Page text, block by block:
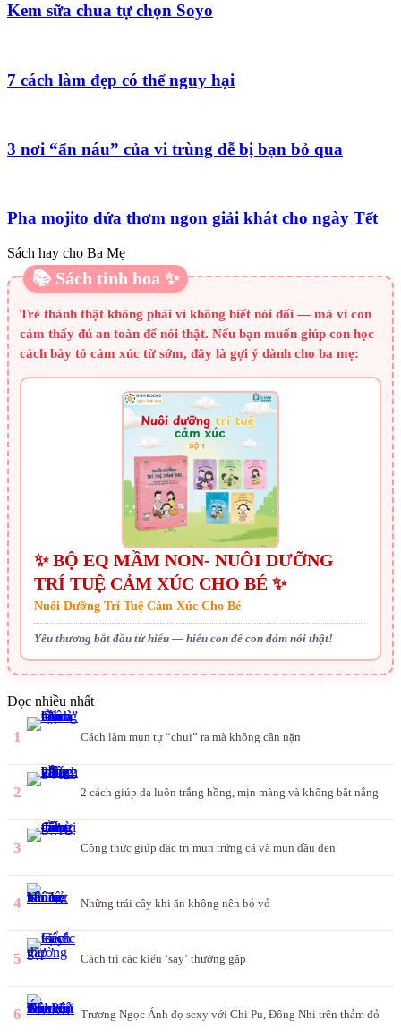
Kem sữa chua tự chọn Soyo
7 cách làm đẹp có thể nguy hại
3 nơi “ẩn náu” của vi trùng dễ bị bạn bỏ qua
Pha mojito dứa thơm ngon giải khát cho ngày Tết
Sách hay cho Ba Mẹ
📚 Sách tinh hoa ✨
Trẻ thành thật không phải vì không biết nói dối — mà vì con
cảm thấy đủ an toàn để nói thật. Nếu bạn muốn giúp con học
cách bày tỏ cảm xúc từ sớm, đây là gợi ý dành cho ba mẹ:
✨ BỘ EQ MẦM NON- NUÔI DƯỠNG
TRÍ TUỆ CẢM XÚC CHO BÉ ✨
Nuôi Dưỡng Trí Tuệ Cảm Xúc Cho Bé
Yêu thương bắt đầu từ hiểu — hiểu con để con dám nói thật!
Đọc nhiều nhất
1 Cách làm mụn tự “chui” ra mà không cần nặn
2 2 cách giúp da luôn trắng hồng, mịn màng và không bắt nắng
3 Công thức giúp đặc trị mụn trứng cá và mụn đầu đen
4 Những trái cây khi ăn không nên bỏ vỏ
5 Cách trị các kiểu ‘say’ thường gặp
6 Trương Ngọc Ánh đọ sexy với Chi Pu, Đông Nhi trên thảm đỏ